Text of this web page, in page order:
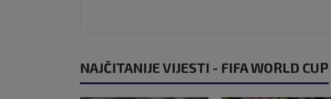
NAJČITANIJE VIJESTI - FIFA WORLD CUP